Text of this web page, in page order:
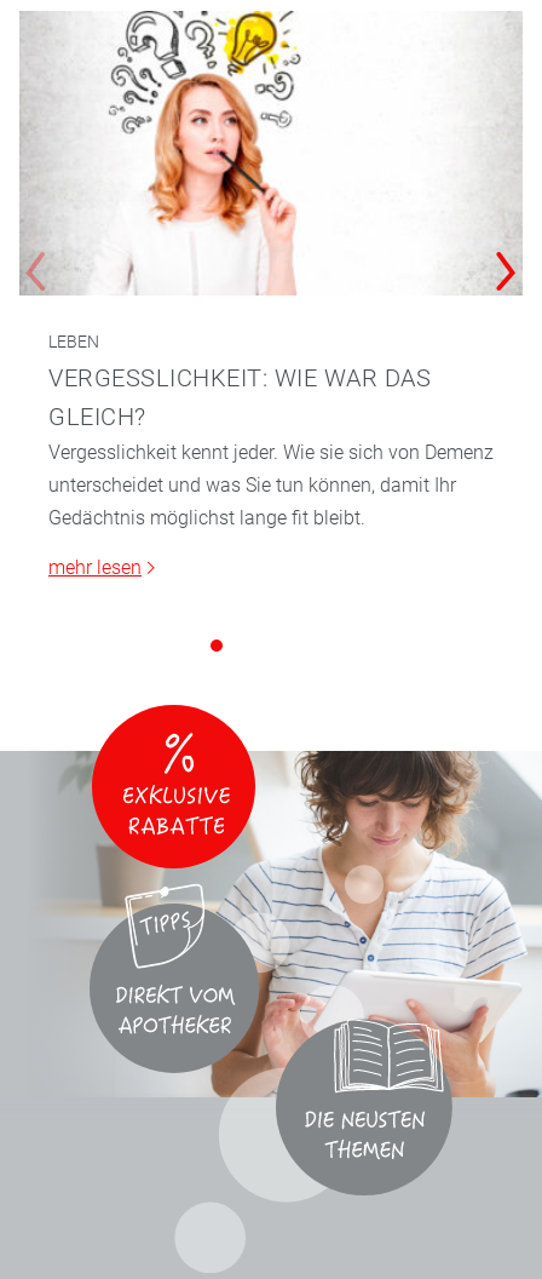
LEBEN
VERGESSLICHKEIT: WIE WAR DAS
GLEICH?
Vergesslichkeit kennt jeder. Wie sie sich von Demenz
unterscheidet und was Sie tun können, damit Ihr
Gedächtnis möglichst lange fit bleibt.
mehr lesen